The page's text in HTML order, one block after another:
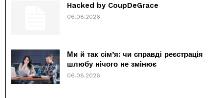
Hacked by CoupDeGrace
06.08.2026
Ми й так сім’я: чи справді реєстрація
шлюбу нічого не змінює
06.08.2026